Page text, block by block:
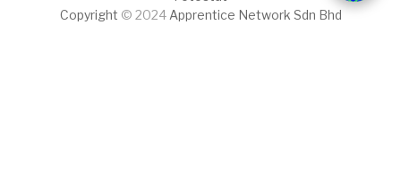
Copyright © 2024Apprentice Network Sdn Bhd